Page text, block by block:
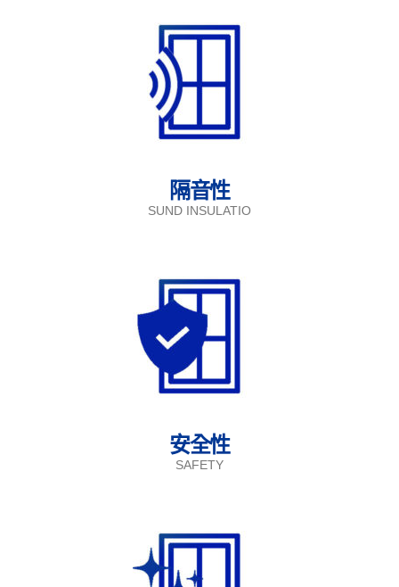
隔音性
SUND INSULATIO
安全性
SAFETY